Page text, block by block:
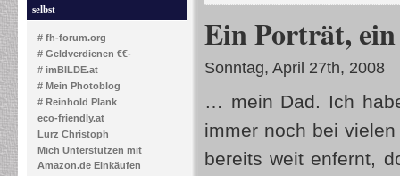
selbst
# fh-forum.org
# Geldverdienen €€-
# imBILDE.at
# Mein Photoblog
# Reinhold Plank
eco-friendly.at
Lurz Christoph
Mich Unterstützen mit
Amazon.de Einkäufen
Ein Porträt,
Sonntag, April 27th, 2008
… mein Dad. Ich
immer noch bei
bereits weit enfernt,